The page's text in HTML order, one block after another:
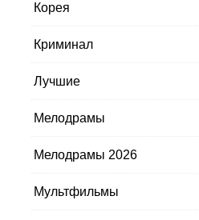
Корея
Криминал
Лучшие
Мелодрамы
Мелодрамы 2026
Мультфильмы